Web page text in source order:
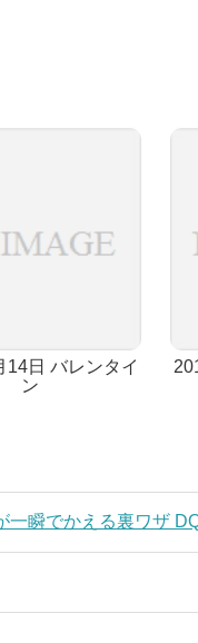
14日 バレンタイ
ン
瞬でかえる裏ワザ